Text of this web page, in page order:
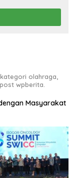
olahraga,
wpberita.
Masyarakat